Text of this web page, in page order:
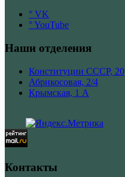
° VK
° YouTube
Наши отделения
Конституции СССР, 20
Абрикосовая, 2/4
Крымская, 1 А
Контакты